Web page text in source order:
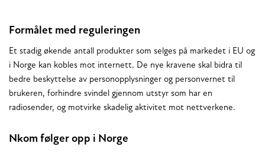
Formålet med reguleringen
Et stadig økende antall produkter som selges på markedet i EU og
i Norge kan kobles mot internett. De nye kravene skal bidra til
bedre beskyttelse av personopplysninger og personvernet til
brukeren, forhindre svindel gjennom utstyr som har en
radiosender, og motvirke skadelig aktivitet mot nettverkene.
Nkom følger opp i Norge